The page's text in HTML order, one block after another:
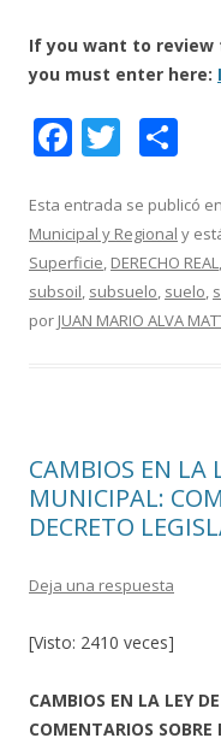
If you want to review
you must enter here:
F
e
b
o
o
T
itt
er
m
p
ar
ti
Esta entrada se publicó en
Municipal y Regional y
Superficie, DERECHO REAL,
subsoil, subsuelo, suelo,
por JUAN MARIO ALVA
CAMBIOS EN LA
MUNICIPAL:
DECRETO
Deja una respuesta
[Visto: 2410 veces]
CAMBIOS EN LA LEY
COMENTARIOS